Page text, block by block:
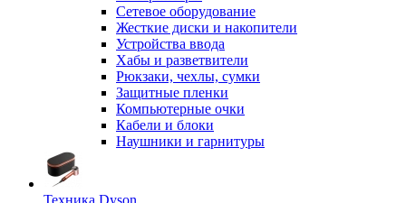
Сетевое оборудование
Жесткие диски и накопители
Устройства ввода
Хабы и разветвители
Рюкзаки, чехлы, сумки
Защитные пленки
Компьютерные очки
Кабели и блоки
Наушники и гарнитуры
Техника Dyson